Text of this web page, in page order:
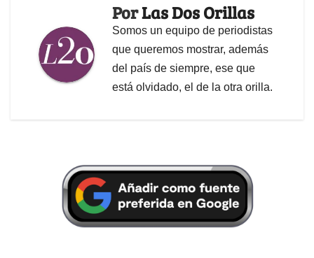
PorLas Dos Orillas
Somos un equipo de periodistas
que queremos mostrar, además
del país de siempre, ese que
está olvidado, el de la otra orilla.